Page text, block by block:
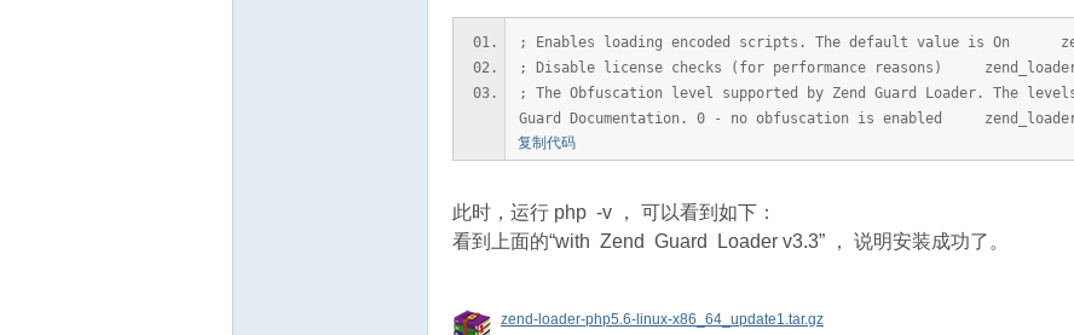
; Enables loading encoded scripts. The default value is On
; Disable license checks (for performance reasons)
; The Obfuscation level supported by Zend Guard Loader. The
Guard Documentation. 0 - no obfuscation is enabled
复制代码
此时，运行 php -v ， 可以看到如下：
看到上面的“with Zend Guard Loader v3.3” ， 说明安装成功了。
zend-loader-php5.6-linux-x86_64_update1.tar.gz